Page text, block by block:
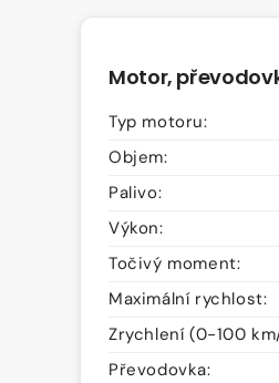
Motor,
Typ motoru:
Objem:
Palivo:
Výkon:
Točivý moment:
Maximální rychlost:
Zrychlení (0-100
Převodovka: